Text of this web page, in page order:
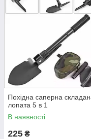
Похідна саперна
лопата 5 в 1
В наявності
225 ₴